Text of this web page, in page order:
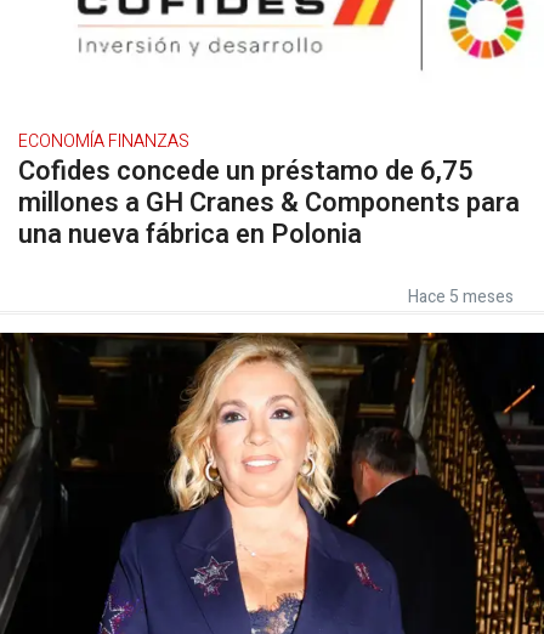
ECONOMÍA FINANZAS
Cofides concede un préstamo de 6,75
millones a GH Cranes & Components para
una nueva fábrica en Polonia
Hace 5 meses